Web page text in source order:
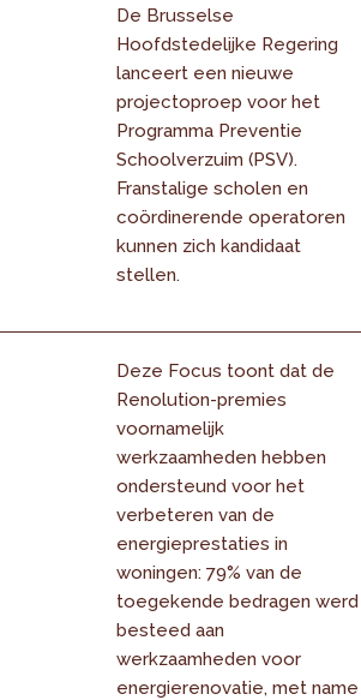
De Brusselse
Hoofdstedelijke Regering
lanceert een nieuwe
projectoproep voor het
Programma Preventie
Schoolverzuim (PSV).
Franstalige scholen en
coördinerende operatoren
kunnen zich kandidaat
stellen.
Deze Focus toont dat de
Renolution-premies
voornamelijk
werkzaamheden hebben
ondersteund voor het
verbeteren van de
energieprestaties in
woningen: 79% van de
toegekende bedragen werd
besteed aan
werkzaamheden voor
energierenovatie, met name